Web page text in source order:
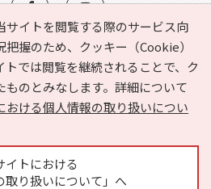
サイトを閲覧する際のサービス向
把握のため、クッキー（Cookie）
では閲覧を継続されることで、ク
ものとみなします。詳細について
おける個人情報の取り扱いについ
イトにおける
取り扱いについて」へ
は？ お気に入り
ヘルプ
り扱いについて
運営会社
掲載に関するお問い合わせ